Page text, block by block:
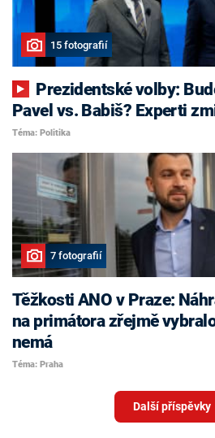
15 fotografií
Pavel vs. Babiš? Experti
Téma: Politika
7 fotografií
Těžkosti ANO v Praze:
na primátora zřejmě
nemá
Téma: Praha
Další příspěvky